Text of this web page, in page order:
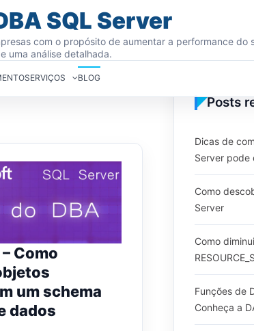
SQL Server
com o propósito de aumentar a performance do
uma análise detalhada.
SERVIÇOS BLOG
Como
um schema
dados
Posts
Dicas de
Server pode
Como
Server
Como
Funções de
Conheça a